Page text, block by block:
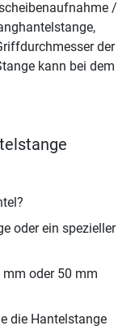
/
der
kann bei dem
oder ein spezieller
oder 50 mm
die Hantelstange